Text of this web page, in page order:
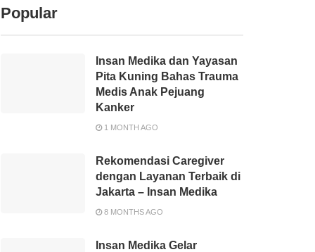
Popular
Insan Medika dan Yayasan
Pita Kuning Bahas Trauma
Medis Anak Pejuang
Kanker
1 MONTH AGO
Rekomendasi Caregiver
dengan Layanan Terbaik di
Jakarta – Insan Medika
8 MONTHS AGO
Insan Medika Gelar